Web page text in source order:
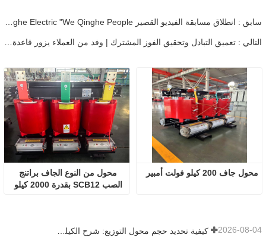
سابق : انطلاق مسابقة الفيديو القصير Jinan Qinghe Electric "We Qinghe People"| الصور الحية لمصانع المحولات تثبت قوة الشركة
التالي : تعميق التبادل وتحقيق الفوز المشترك | وفد من العملاء يزور قاعدة إنتاج جينان تشينغهي للكهرباء
محول جاف 200 كيلو فولت أمبير
2026-08-04